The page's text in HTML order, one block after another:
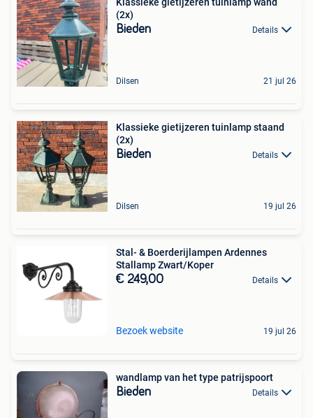
(2x)
Bieden Details
Dilsen 21 jul 26
Klassieke gietijzeren tuinlamp staand
(2x)
Bieden Details
Dilsen 19 jul 26
Stal- & Boerderijlampen Ardennes
Stallamp Zwart/Koper
€ 249,00 Details
Bezoek website 19 jul 26
wandlamp van het type patrijspoort
Bieden Details